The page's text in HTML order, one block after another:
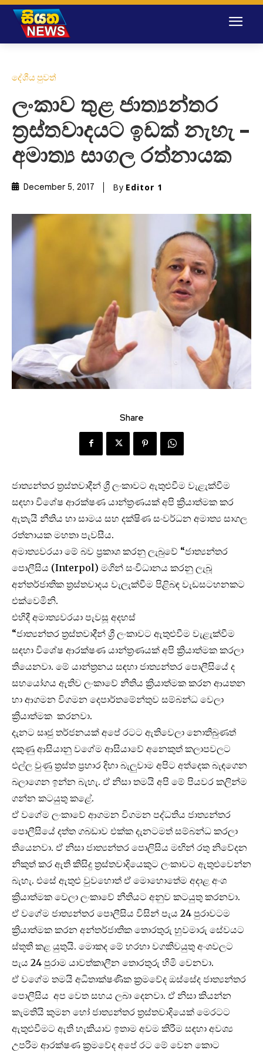
දේශීය පුවත්
ලංකාව තුළ ජාත්‍යන්තර
ත්‍රස්තවාදයට ඉඩක් නැහැ –
අමාත්‍ය සාගල රත්නායක
December 5, 2017 By Editor 1
Share
ජාත්‍යන්තර ත්‍රස්තවාදීන් ශ්‍රී ලංකාවට ඇතුළුවීම වැළැක්වීම
සඳහා විශේෂ ආරක්ෂණ යාන්ත්‍රණයක් අපි ක්‍රියාත්මක කර
ඇතැයි නීතිය හා සාමය සහ දක්ෂිණ සංවර්ධන අමාත්‍ය සාගල
රත්නායක මහතා පැවසීය.
අමාත්‍යවරයා මේ බව ප්‍රකාශ කරනු ලැබුවේ “ජාත්‍යන්තර
පොලීසිය (Interpol) මගින් සංවිධානය කරනු ලැබූ
අන්තර්ජාතික ත්‍රස්තවාදය වැලැක්වීම පිළිබඳ වැඩසටහනකට
එක්වෙමිනි.
එහිදී අමාත්‍යවරයා පැවසූ අදහස්
“ජාත්‍යන්තර ත්‍රස්තවාදීන් ශ්‍රී ලංකාවට ඇතුළුවීම වැළැක්වීම
සඳහා විශේෂ ආරක්ෂණ යාන්ත්‍රණයක් අපි ක්‍රියාත්මක කරලා
තියෙනවා. මේ යාන්ත්‍රනය සඳහා ජාත්‍යන්තර පොලීසියේ ද
සහයෝගය ඇතිව ලංකාවේ නීතිය ක්‍රියාත්මක කරන ආයතන
හා ආගමන විගමන දෙපාර්තමේන්තුව සම්බන්ධ වෙලා
ක්‍රියාත්මක කරනවා.
දැනට සෘජු තර්ජනයක් අපේ රටට ඇතිවෙලා නොතිබුණත්
දකුණු ආසියානු වගේම ආසියාවේ අනෙකුත් කලාපවලට
එල්ල වුණු ත්‍රස්ත ප්‍රහාර දිහා බැලුවාම අපිට අත්දෙක බැඳගෙන
බලාගෙන ඉන්න බැහැ. ඒ නිසා තමයි අපි මේ පියවර කලින්ම
ගන්න කටයුතු කළේ.
ඒ වගේම ලංකාවේ ආගමන විගමන පද්ධතිය ජාත්‍යන්තර
පොලීසියේ දත්ත ගබඩාව එක්ක දැනටමත් සම්බන්ධ කරලා
තියෙනවා. ඒ නිසා ජාත්‍යන්තර පොලිසිය මඟින් රතු නිවේදන
නිකුත් කර ඇති කිසිදු ත්‍රස්තවාදියෙකුට ලංකාවට ඇතුළුවෙන්න
බැහැ. එසේ ඇතුළු වුවහොත් ඒ මොහොතේම අදාළ අංශ
ක්‍රියාත්මක වෙලා ලංකාවේ නීතියට අනුව කටයුතු කරනවා.
ඒ වගේම ජාත්‍යන්තර පොලීසිය විසින් පැය 24 පුරාවටම
ක්‍රියාත්මක කරන අන්තර්ජාතික තොරතුරු හුවමාරු සේවයට
ස්තූති කළ යුතුයි. මොකද මේ හරහා වගකිවයුතු අංශවලට
පැය 24 පුරාම යාවත්කාලීන තොරතුරු හිමි වෙනවා.
ඒ වගේම තමයි අධිතාක්ෂණික ක්‍රමවේද ඔස්සේද ජාත්‍යන්තර
පොලීසිය අප වෙත සහය ලබා දෙනවා. ඒ නිසා කියන්න
කැමතියි කුමන හෝ ජාත්‍යන්තර ත්‍රස්තවාදියෙක් මෙරටට
ඇතුළුවීමට ඇති හැකියාව ඉතාම අවම කිරීම සඳහා අවශ්‍ය
උපරිම ආරක්ෂණ ක්‍රමවේද අපේ රට මේ වෙන කොට